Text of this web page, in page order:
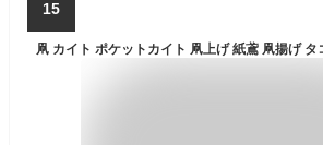
15